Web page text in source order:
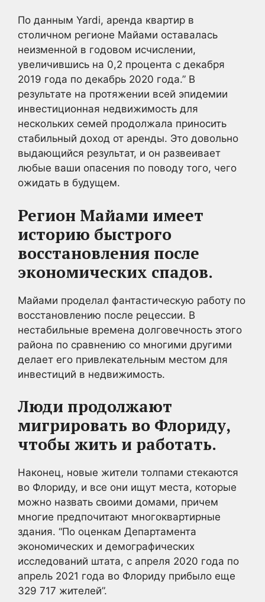
По данным Yardi, аренда квартир в
столичном регионе Майами оставалась
неизменной в годовом исчислении,
увеличившись на 0,2 процента с декабря
2019 года по декабрь 2020 года.” В
результате на протяжении всей эпидемии
инвестиционная недвижимость для
нескольких семей продолжала приносить
стабильный доход от аренды. Это довольно
выдающийся результат, и он развеивает
любые ваши опасения по поводу того, чего
ожидать в будущем.
Регион Майами имеет
историю быстрого
восстановления после
экономических спадов.
Майами проделал фантастическую работу по
восстановлению после рецессии. В
нестабильные времена долговечность этого
района по сравнению со многими другими
делает его привлекательным местом для
инвестиций в недвижимость.
Люди продолжают
мигрировать во Флориду,
чтобы жить и работать.
Наконец, новые жители толпами стекаются
во Флориду, и все они ищут места, которые
можно назвать своими домами, причем
многие предпочитают многоквартирные
здания. “По оценкам Департамента
экономических и демографических
исследований штата, с апреля 2020 года по
апрель 2021 года во Флориду прибыло еще
329 717 жителей”.